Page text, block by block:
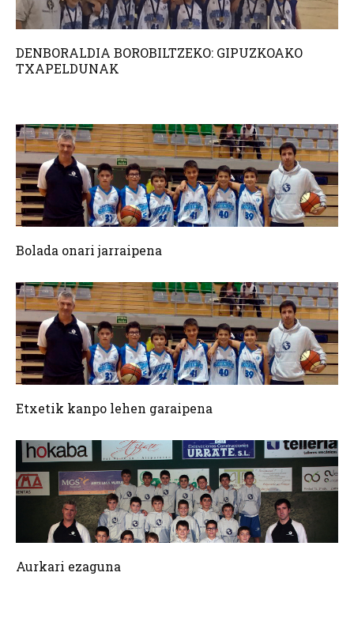
DENBORALDIA BOROBILTZEKO: GIPUZKOAKO
TXAPELDUNAK
Bolada onari jarraipena
Etxetik kanpo lehen garaipena
Aurkari ezaguna